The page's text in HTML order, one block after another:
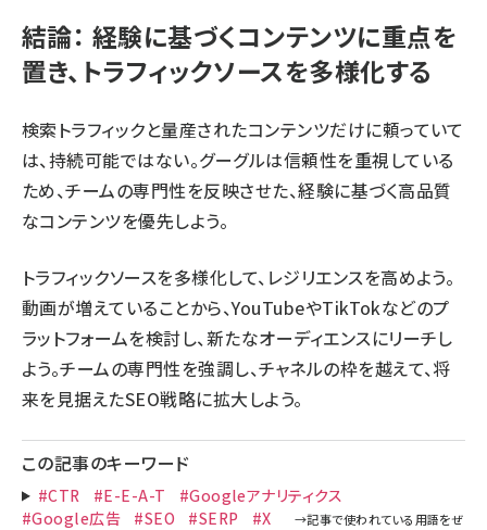
結論： 経験に基づくコンテンツに重点を
置き、トラフィックソースを多様化する
検索トラフィックと量産されたコンテンツだけに頼っていて
は、持続可能ではない。グーグルは信頼性を重視している
ため、チームの専門性を反映させた、経験に基づく高品質
なコンテンツを優先しよう。
トラフィックソースを多様化して、レジリエンスを高めよう。
動画が増えていることから、YouTubeやTikTokなどのプ
ラットフォームを検討し、新たなオーディエンスにリーチし
よう。チームの専門性を強調し、チャネルの枠を越えて、将
来を見据えたSEO戦略に拡大しよう。
この記事のキーワード
#CTR #E-E-A-T
#Googleアナリティクス
#Google広告
#SEO #SERP #X